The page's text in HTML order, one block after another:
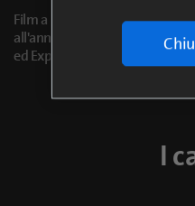
Film a partire da 6 mesi dopo
all'anno. Serie di creazione
ed Explore. Intrattenimento
I